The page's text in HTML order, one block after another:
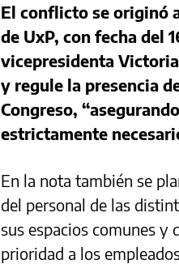
El conflicto se originó
de UxP, con fecha del
vicepresidenta
y regule la presencia
Congreso,
estrictamente
En la nota también se
del personal de las
sus espacios comunes y
prioridad a los